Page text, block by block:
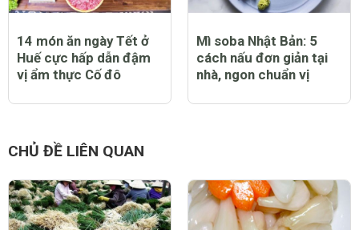
14 món ăn ngày Tết ở
Huế cực hấp dẫn đậm
vị ẩm thực Cố đô
Mì soba Nhật Bản: 5
cách nấu đơn giản tại
nhà, ngon chuẩn vị
CHỦ ĐỀ LIÊN QUAN